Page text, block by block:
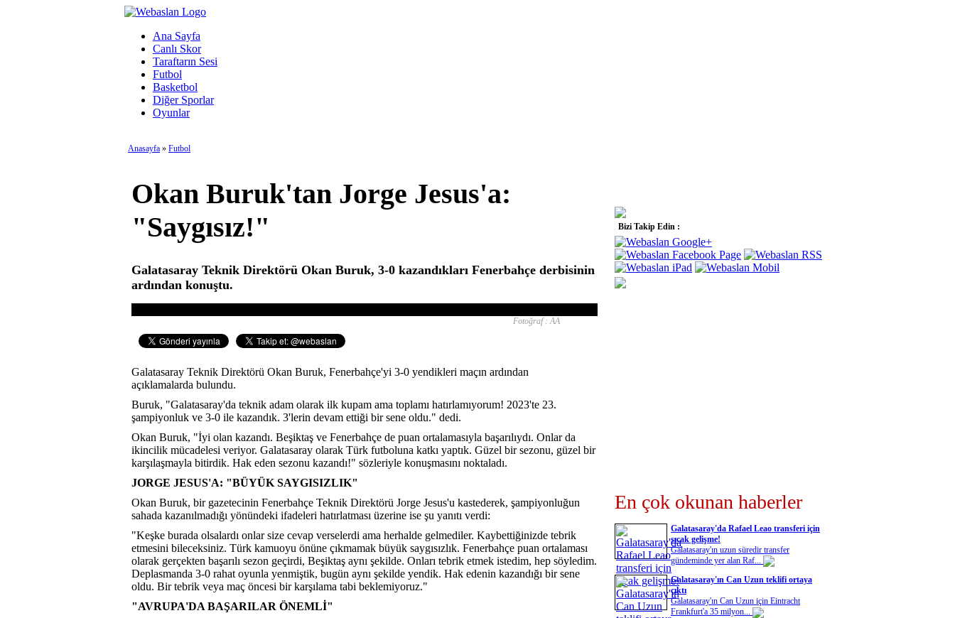
Ana Sayfa
Canlı Skor
Taraftarın Sesi
Futbol
Basketbol
Diğer Sporlar
Oyunlar
Anasayfa » Futbol
Okan Buruk'tan Jorge Jesus'a:
"Saygısız!"
Galatasaray Teknik Direktörü Okan Buruk, 3-0 kazandıkları Fenerbahçe derbisinin
ardından konuştu.
Fotoğraf : AA
Galatasaray Teknik Direktörü Okan Buruk, Fenerbahçe'yi 3-0 yendikleri maçın ardından
açıklamalarda bulundu.
Buruk, "Galatasaray'da teknik adam olarak ilk kupam ama toplamı hatırlamıyorum! 2023'te 23.
şampiyonluk ve 3-0 ile kazandık. 3'lerin devam ettiği bir sene oldu." dedi.
Okan Buruk, "İyi olan kazandı. Beşiktaş ve Fenerbahçe de puan ortalamasıyla başarılıydı. Onlar da
ikincilik mücadelesi veriyor. Galatasaray olarak Türk futboluna katkı yaptık. Güzel bir sezonu, güzel bir
karşılaşmayla bitirdik. Hak eden sezonu kazandı!" sözleriyle konuşmasını noktaladı.
JORGE JESUS'A: "BÜYÜK SAYGISIZLIK"
Okan Buruk, bir gazetecinin Fenerbahçe Teknik Direktörü Jorge Jesus'u kastederek, şampiyonluğun
sahada kazanılmadığı yönündeki ifadeleri hatırlatması üzerine ise şu yanıtı verdi:
"Keşke burada olsalardı onlar size cevap verselerdi ama herhalde gelmediler. Kaybettiğinizde tebrik
etmesini bileceksiniz. Türk kamuoyu önüne çıkmamak büyük saygısızlık. Fenerbahçe puan ortalaması
olarak gerçekten başarılı sezon geçirdi, Beşiktaş aynı şekilde. Onları tebrik etmek istedim, hep söyledim.
Deplasmanda 3-0 rahat oyunla yenmiştik, bugün aynı şekilde yendik. Hak edenin kazandığı bir sene
oldu. Bir tebrik veya maç öncesi bir karşılama tabi beklemiyoruz."
"AVRUPA'DA BAŞARILAR ÖNEMLİ"
Bizi Takip Edin :
En çok okunan haberler
Galatasaray'da Rafael Leao transferi için
sıcak gelişme!
Galatasaray'ın uzun süredir transfer
gündeminde yer alan Raf...
Galatasaray'ın Can Uzun teklifi ortaya
çıktı
Galatasaray'ın Can Uzun için Eintracht
Frankfurt'a 35 milyon...